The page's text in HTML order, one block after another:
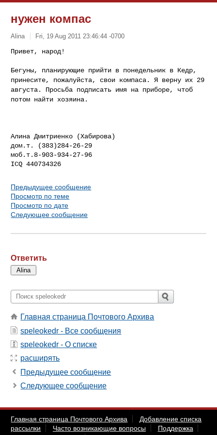
нужен компас
Alina Fri, 19 Aug 2011 23:46:44 -0700
Привет, народ!
Бегуны, планирующие прийти в понедельник в Кедр,
принесите, пожалуйста, свои компаса. Я верну их 29
августа. Просьба подписать имя на приборе, чтоб
потом найти хозяина.
Алина Дмитриенко (Хабирова)
дом.т. (383)284-26-29
моб.т.8-903-934-27-96
Предыдущее сообщение
Просмотр по теме
Просмотр по дате
Следующее сообщение
Ответить
Главная страница Почтового Архива
speleokedr - Все сообщения
speleokedr - О списке
расширять
Предыдущее сообщение
Следующее сообщение
Главная страница Почтового Архива
Добавление списка
рассылки
Часто возникающие вопросы
Поддержка